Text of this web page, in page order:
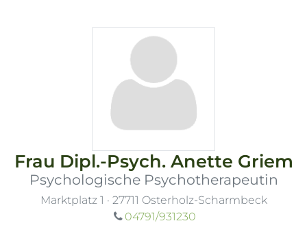
Frau Dipl.-Psych. Anette Griem
Psychologische Psychotherapeutin
Marktplatz 1 · 27711 Osterholz-Scharmbeck
04791/931230